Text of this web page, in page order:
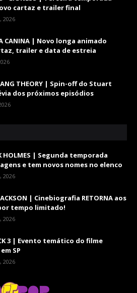
cartaz e trailer final
2026
CANINA | Novo longa animado
trailer e data de estreia
THEORY | Spin-off do Stuart
dos próximos episódios
HOLMES | Segunda temporada
e tem novos nomes no elenco
2026
| Cinebiografia RETORNA aos
tempo limitado!
2026
3 | Evento temático do filme
SP
2026